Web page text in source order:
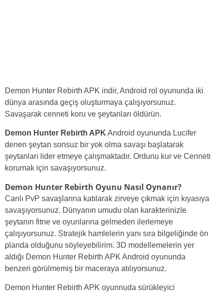
Demon Hunter Rebirth APK indir, Android rol oyununda iki
dünya arasında geçiş oluşturmaya çalışıyorsunuz.
Savaşarak cenneti koru ve şeytanları öldürün.
Demon Hunter Rebirth APK Android oyununda Lucifer
denen şeytan sonsuz bir yok olma savaşı başlatarak
şeytanları lider etmeye çalışmaktadır. Ordunu kur ve Cenneti
korumak için savaşıyorsunuz.
Demon Hunter Rebirth Oyunu Nasıl Oynanır?
Canlı PvP savaşlarına katılarak zirveye çıkmak için kıyasıya
savaşıyorsunuz. Dünyanın umudu olan karakterinizle
şeytanın fitne ve oyunlarına gelmeden ilerlemeye
çalışıyorsunuz. Stratejik hamlelerin yanı sıra bilgeliğinde ön
planda olduğunu söyleyebilirim. 3D modellemelerin yer
aldığı Demon Hunter Rebirth APK Android oyununda
benzeri görülmemiş bir maceraya atılıyorsunuz.
Demon Hunter Rebirth APK oyunnuda sürükleyici